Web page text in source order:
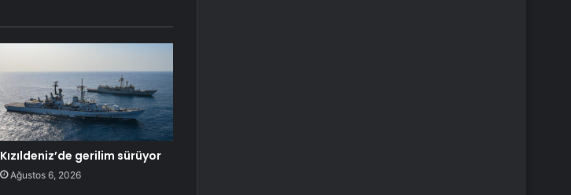
Kızıldeniz’de gerilim sürüyor
Ağustos 6, 2026